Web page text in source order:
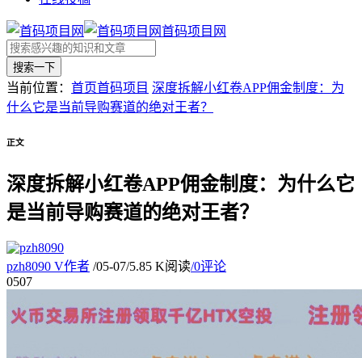
首码项目网
搜索一下
当前位置： 首页首码项目 深度拆解小红卷APP佣金制度：为
什么它是当前导购赛道的绝对王者？
正文
深度拆解小红卷APP佣金制度：为什么它
是当前导购赛道的绝对王者？
pzh8090 V作者 /05-07/5.85 K阅读/0评论
0507